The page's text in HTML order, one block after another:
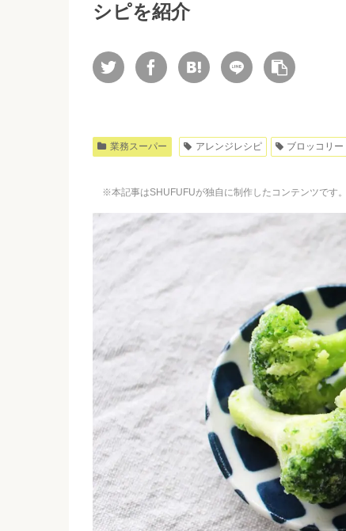
シピを紹介
業務スーパー アレンジレシピ ブロッコリー
※本記事はSHUFUFUが独自に制作したコンテンツです